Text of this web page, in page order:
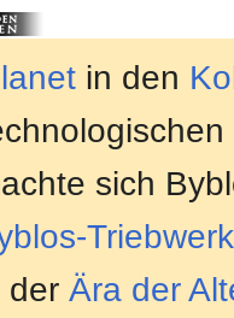
in den
sich
der Ära der